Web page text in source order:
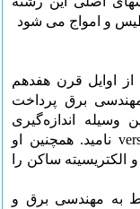
و امواج می شود
اوایل قرن هفدهم
برق پرداخت
وسیله اندازه‌گیری
الکتریسیته را طراحی کرد و آن را versorium نامید. همچنین او
ساکن را
به مهندسی برق و